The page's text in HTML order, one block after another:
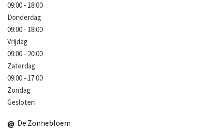
09:00 - 18:00
Donderdag
09:00 - 18:00
Vrijdag
09:00 - 20:00
Zaterdag
09:00 - 17:00
Zondag
Gesloten
De Zonnebloem